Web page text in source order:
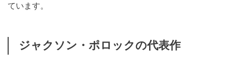
ています。
ジャクソン・ポロックの代表作